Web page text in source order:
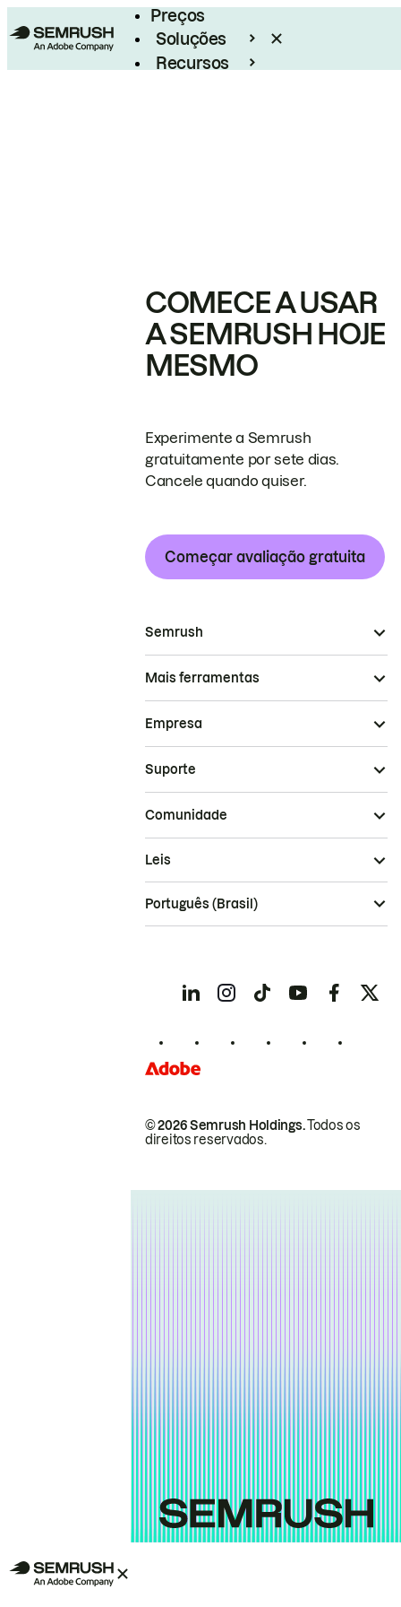
Preços
Soluções
Recursos
COMECE A USAR
A SEMRUSH HOJE
MESMO
Experimente a Semrush
gratuitamente por sete dias.
Cancele quando quiser.
Começar avaliação gratuita
Semrush
Mais ferramentas
Empresa
Suporte
Comunidade
© 2026 Semrush Holdings.Todos os
direitos reservados.
Leis
Português (Brasil)